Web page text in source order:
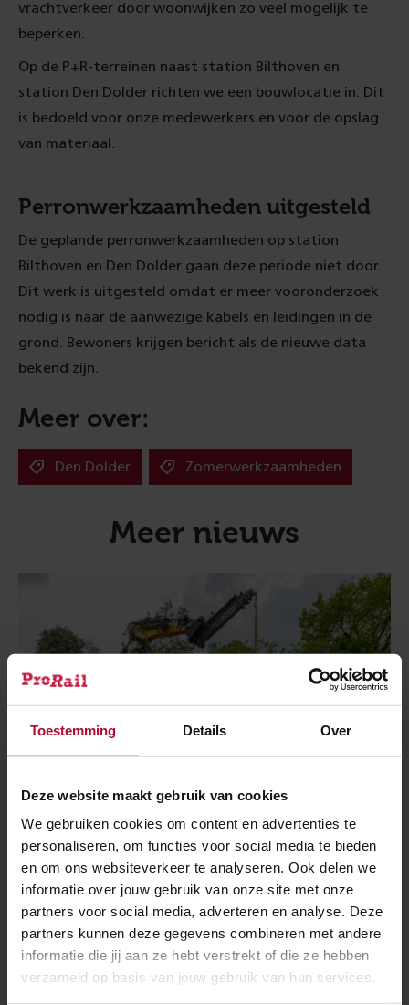
Toestemming Details Over
Deze website maakt gebruik van cookies
We gebruiken cookies om content en advertenties te
personaliseren, om functies voor social media te bieden
en om ons websiteverkeer te analyseren. Ook delen we
informatie over jouw gebruik van onze site met onze
partners voor social media, adverteren en analyse. Deze
partners kunnen deze gegevens combineren met andere
informatie die jij aan ze hebt verstrekt of die ze hebben
verzameld op basis van jouw gebruik van hun services.
vrachtverkeer door woonwijken zo veel mogelijk te
beperken.
Op de P+R-terreinen naast station Bilthoven en
station Den Dolder richten we een bouwlocatie in. Dit
is bedoeld voor onze medewerkers en voor de opslag
van materiaal.
Perronwerkzaamheden uitgesteld
De geplande perronwerkzaamheden op station
Bilthoven en Den Dolder gaan deze periode niet door.
Dit werk is uitgesteld omdat er meer vooronderzoek
nodig is naar de aanwezige kabels en leidingen in de
grond. Bewoners krijgen bericht als de nieuwe data
bekend zijn.
Meer over:
Den Dolder Zomerwerkzaamheden
Meer nieuws
30 dagen geen treinen op de noordelijke
Maaslijn